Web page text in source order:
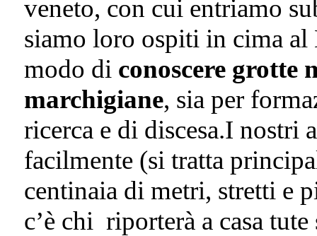
veneto, con cui entriamo
siamo loro ospiti in cima
modo di conoscere grotte
marchigiane, sia per
ricerca e di discesa.I
facilmente (si tratta
centinaia di metri, stretti e
c’è chi riporterà a casa